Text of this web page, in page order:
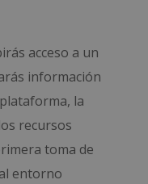
acceso a un
información
la
recursos
toma de
entorno